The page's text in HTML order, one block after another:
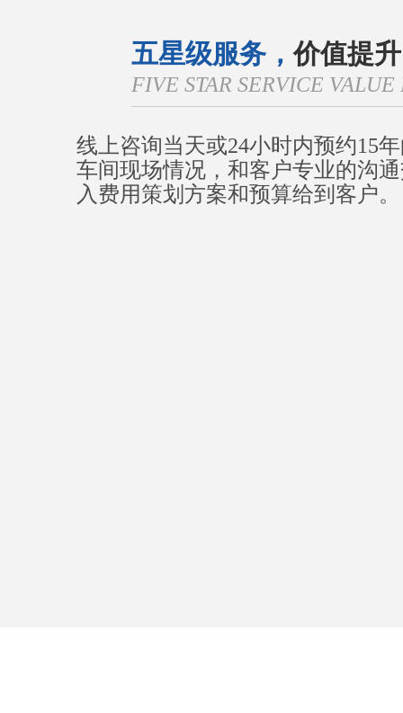
五星级服务，价值提升
FIVE STAR SERVICE
线上咨询当天或24小时内预约15
车间现场情况，和客户专业的沟
入费用策划方案和预算给到客户。